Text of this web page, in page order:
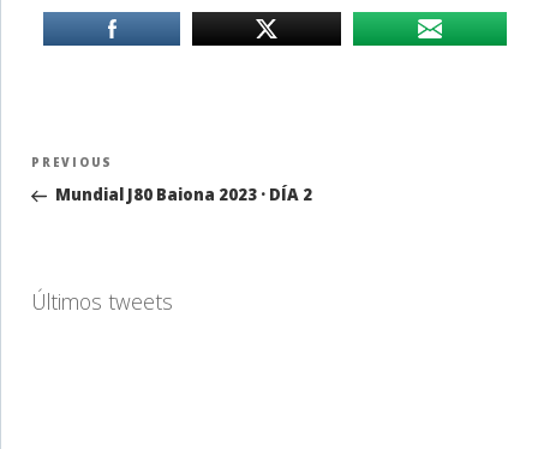
Navegación
entradas
Previous
Post
PREVIOUS
Mundial J80 Baiona 2023 · DÍA 2
Últimos tweets